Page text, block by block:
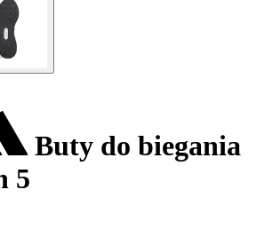
Buty do biegania
5